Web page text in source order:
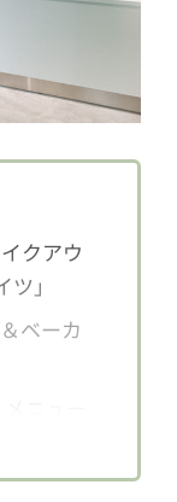
クアウ
」
ベーカ
も！